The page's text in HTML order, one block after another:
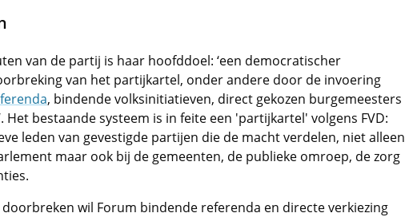
van de partij is haar hoofddoel: ‘een democratischer
van het partijkartel, onder andere door de invoering
, bindende volksinitiatieven, direct gekozen burgemeesters
Het bestaande systeem is in feite een 'partijkartel' volgens FVD:
leden van gevestigde partijen die de macht verdelen, niet alleen
maar ook bij de gemeenten, de publieke omroep, de zorg
wil Forum bindende referenda en directe verkiezing